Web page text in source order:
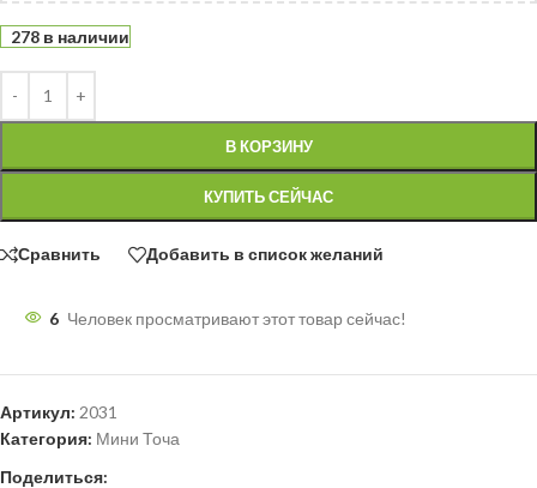
278 в наличии
В КОРЗИНУ
КУПИТЬ СЕЙЧАС
Сравнить Добавить в список желаний
6 Человек просматривают этот товар сейчас!
Артикул: 2031
Категория: Мини Точа
Поделиться: